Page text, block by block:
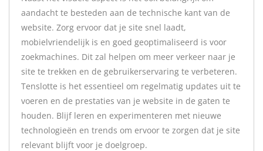
aandacht te besteden aan de technische kant van de
website. Zorg ervoor dat je site snel laadt,
mobielvriendelijk is en goed geoptimaliseerd is voor
zoekmachines. Dit zal helpen om meer verkeer naar je
site te trekken en de gebruikerservaring te verbeteren.
Tenslotte is het essentieel om regelmatig updates uit te
voeren en de prestaties van je website in de gaten te
houden. Blijf leren en experimenteren met nieuwe
technologieën en trends om ervoor te zorgen dat je site
relevant blijft voor je doelgroep.